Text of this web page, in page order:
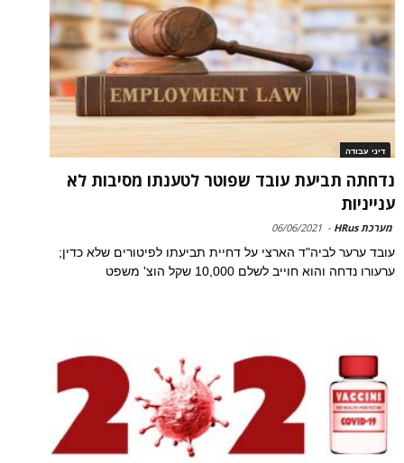
דיני עבודה
נדחתה תביעת עובד שפוטר לטענתו מסיבות לא
ענייניות
מערכת HRus -
06/06/2021
עובד ערער לביה"ד הארצי על דחיית תביעתו לפיטורים שלא כדין;
ערעורו נדחה והוא חוייב לשלם 10,000 שקל הוצ' משפט